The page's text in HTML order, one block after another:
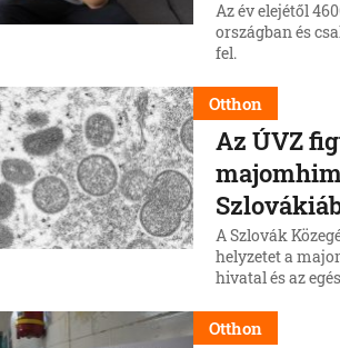
Az év elejétől
országban és
fel.
Otthon
Az ÚVZ
A Szlovák
helyzetet a
hivatal és az
amely szintén
Otthon